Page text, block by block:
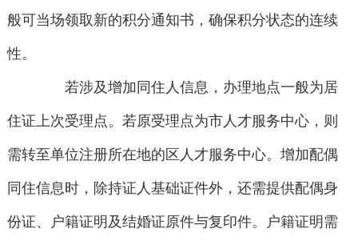
般可当场领取新的积分通知书，确保积分状态的连续
性。
若涉及增加同住人信息，办理地点一般为居
住证上次受理点。若原受理点为市人才服务中心，则
需转至单位注册所在地的区人才服务中心。增加配偶
同住信息时，除持证人基础证件外，还需提供配偶身
份证、户籍证明及结婚证原件与复印件。户籍证明需